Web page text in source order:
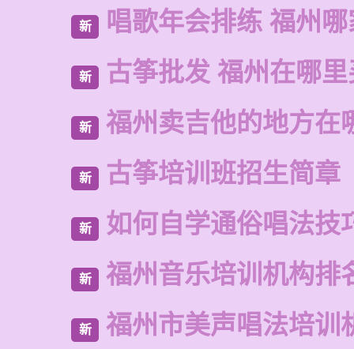
新 唱歌年会排练 福州
新 古筝批发 福州在哪
新 福州卖吉他的地方在
新 古筝培训班招生简章
新 如何自学通俗唱法技
新 福州音乐培训机构排
新 福州市美声唱法培训